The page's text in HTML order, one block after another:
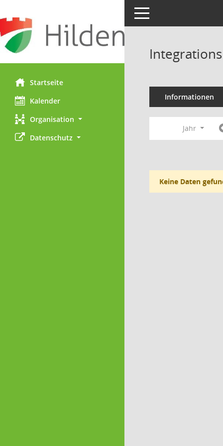
Startseite
Kalender
Organisation
Datenschutz
Toggle navigation
Informationen
Jahr
Keine Daten